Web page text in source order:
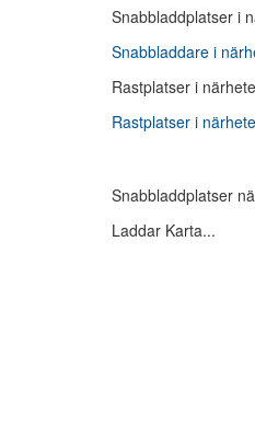
Snabbladdplatser i
Snabbladdare i
Rastplatser i
Rastplatser i
Snabbladdplatser
Laddar Karta...